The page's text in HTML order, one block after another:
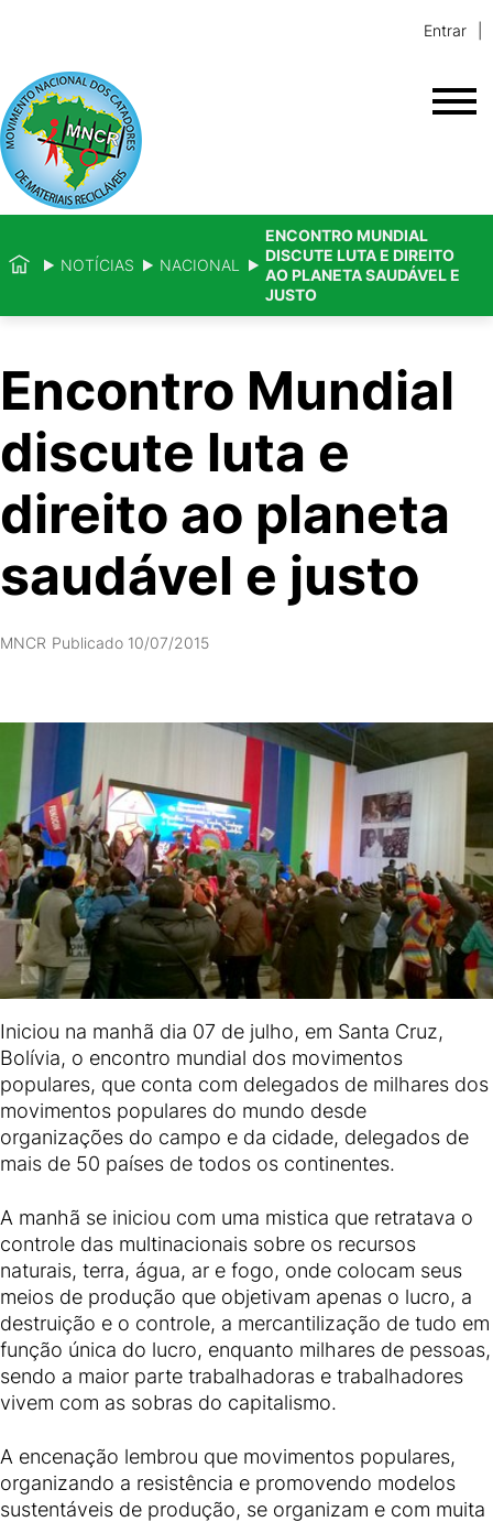
Entrar
NOTÍCIAS NACIONAL
ENCONTRO MUNDIAL
DISCUTE LUTA E DIREITO
AO PLANETA SAUDÁVEL E
JUSTO
Encontro Mundial
discute luta e
direito ao planeta
saudável e justo
MNCR Publicado 10/07/2015
Iniciou na manhã dia 07 de julho, em Santa Cruz,
Bolívia, o encontro mundial dos movimentos
populares, que conta com delegados de milhares dos
movimentos populares do mundo desde
organizações do campo e da cidade, delegados de
mais de 50 países de todos os continentes.
A manhã se iniciou com uma mistica que retratava o
controle das multinacionais sobre os recursos
naturais, terra, água, ar e fogo, onde colocam seus
meios de produção que objetivam apenas o lucro, a
destruição e o controle, a mercantilização de tudo em
função única do lucro, enquanto milhares de pessoas,
sendo a maior parte trabalhadoras e trabalhadores
vivem com as sobras do capitalismo.
A encenação lembrou que movimentos populares,
organizando a resistência e promovendo modelos
sustentáveis de produção, se organizam e com muita